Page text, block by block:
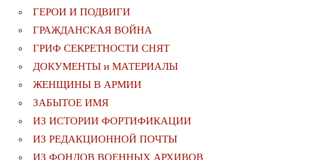
ГЕРОИ И ПОДВИГИ
ГРАЖДАНСКАЯ ВОЙНА
ГРИФ СЕКРЕТНОСТИ СНЯТ
ДОКУМЕНТЫ и МАТЕРИАЛЫ
ЖЕНЩИНЫ В АРМИИ
ЗАБЫТОЕ ИМЯ
ИЗ ИСТОРИИ ФОРТИФИКАЦИИ
ИЗ РЕДАКЦИОННОЙ ПОЧТЫ
ИЗ ФОНДОВ ВОЕННЫХ АРХИВОВ